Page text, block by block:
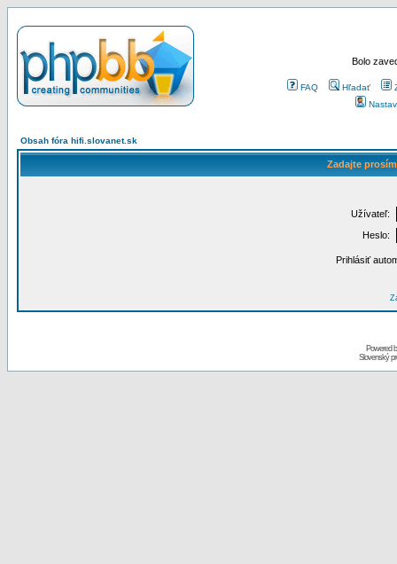
Bolo
FAQ Hľadať
Obsah fóra hifi.slovanet.sk
Zadajte
Užívateľ:
Heslo:
Prihlásiť
Powered
Slovenský